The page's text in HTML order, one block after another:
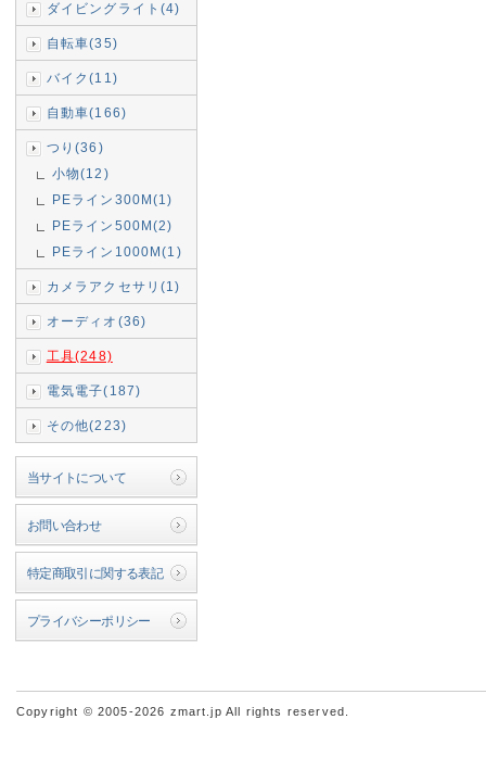
ダイビングライト(4)
自転車(35)
バイク(11)
自動車(166)
つり(36)
小物(12)
PEライン300M(1)
PEライン500M(2)
PEライン1000M(1)
カメラアクセサリ(1)
オーディオ(36)
工具(248)
電気電子(187)
その他(223)
当サイトについて
お問い合わせ
特定商取引に関する表記
プライバシーポリシー
Copyright © 2005-2026 zmart.jp All rights reserved.